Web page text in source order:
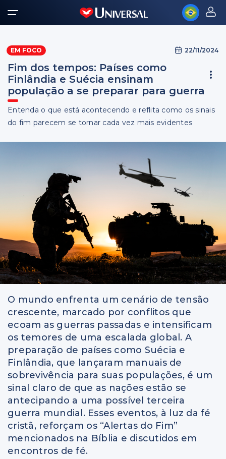
EM FOCO 22/11/2024
Fim dos tempos: Países como
Finlândia e Suécia ensinam
população a se preparar para guerra
Entenda o que está acontecendo e reflita como os sinais
do fim parecem se tornar cada vez mais evidentes
O mundo enfrenta um cenário de tensão
crescente, marcado por conflitos que
ecoam as guerras passadas e intensificam
os temores de uma escalada global. A
preparação de países como Suécia e
Finlândia, que lançaram manuais de
sobrevivência para suas populações, é um
sinal claro de que as nações estão se
antecipando a uma possível terceira
guerra mundial. Esses eventos, à luz da fé
cristã, reforçam os “Alertas do Fim”
mencionados na Bíblia e discutidos em
encontros de fé.